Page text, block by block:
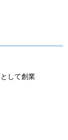
して創業